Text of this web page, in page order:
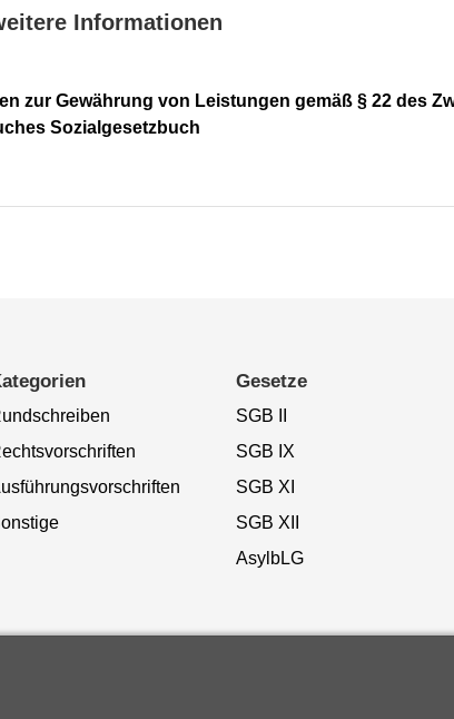
Informationen
zur Gewährung von Leistungen gemäß § 22 des
Sozialgesetzbuch
Gesetze
SGB II
SGB IX
SGB XI
SGB XII
AsylbLG